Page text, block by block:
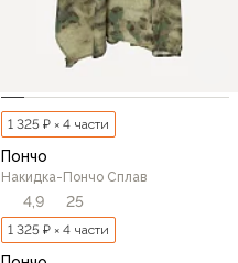
1 325 ₽ × 4 части
Пончо
Накидка-Пончо Сплав
4,9 25
1 325 ₽ × 4 части